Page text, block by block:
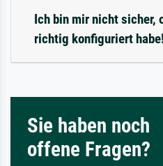
Ich bin mir nicht sicher,
richtig konfiguriert habe!
Sie haben noch
offene Fragen?